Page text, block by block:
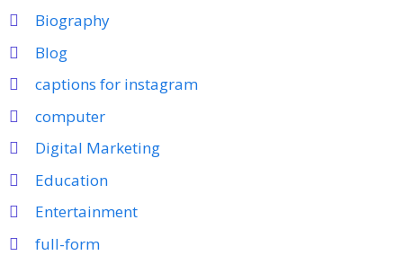
Biography
Blog
captions for instagram
computer
Digital Marketing
Education
Entertainment
full-form